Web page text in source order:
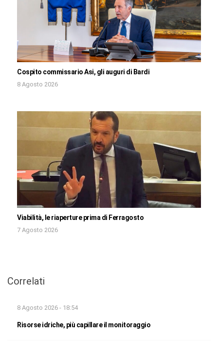
Cospito commissario Asi, gli auguri di Bardi
8 Agosto 2026
Viabilità, le riaperture prima di Ferragosto
7 Agosto 2026
Correlati
8 Agosto 2026 - 18:54
Risorse idriche, più capillare il monitoraggio